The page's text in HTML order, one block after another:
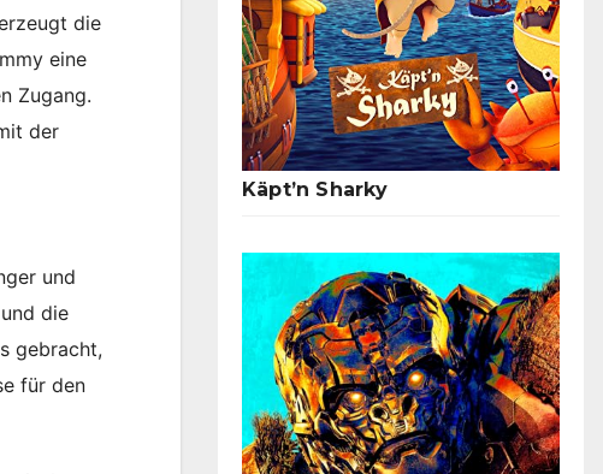
die
eine
Zugang.
der
und
die
gebracht,
für den
Käpt’n Sharky